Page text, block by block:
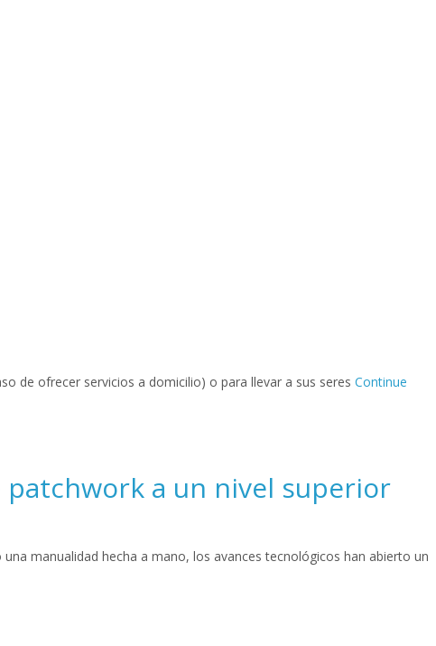
de ofrecer servicios a domicilio) o para llevar a sus seres Continue
a un nivel superior
manualidad hecha a mano, los avances tecnológicos han abierto un